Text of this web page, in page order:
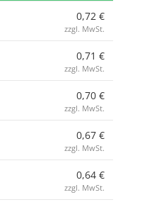
0,72 €
zzgl. MwSt.
0,71 €
zzgl. MwSt.
0,70 €
zzgl. MwSt.
0,67 €
zzgl. MwSt.
0,64 €
zzgl. MwSt.